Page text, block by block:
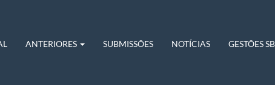
ANTERIORES SUBMISSÕES NOTÍCIAS GESTÕES